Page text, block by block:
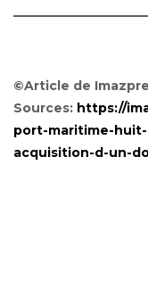
©Article de
Sources: https://
port-maritime-
acquisition-d-un-